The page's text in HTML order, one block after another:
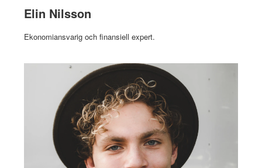
Elin Nilsson
Ekonomiansvarig och finansiell expert.